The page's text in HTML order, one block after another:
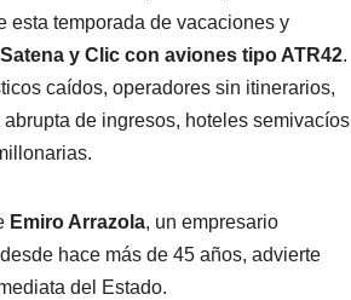
esta temporada de vacaciones y
y Clic con aviones tipo ATR42.
caídos, operadores sin itinerarios,
de ingresos, hoteles semivacíos
Emiro Arrazola, un empresario
hace más de 45 años, advierte
del Estado.